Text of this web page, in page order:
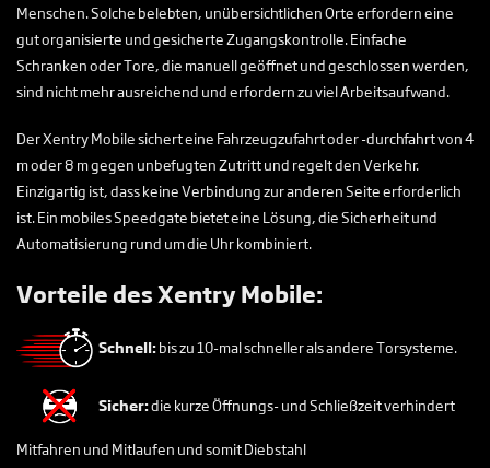
Menschen. Solche belebten, unübersichtlichen Orte erfordern eine
gut organisierte und gesicherte Zugangskontrolle. Einfache
Schranken oder Tore, die manuell geöffnet und geschlossen werden,
sind nicht mehr ausreichend und erfordern zu viel Arbeitsaufwand.
Der Xentry Mobile sichert eine Fahrzeugzufahrt oder -durchfahrt von 4
m oder 8 m gegen unbefugten Zutritt und regelt den Verkehr.
Einzigartig ist, dass keine Verbindung zur anderen Seite erforderlich
ist. Ein mobiles Speedgate bietet eine Lösung, die Sicherheit und
Automatisierung rund um die Uhr kombiniert.
Vorteile des Xentry Mobile:
Schnell:bis zu 10-mal schneller als andere Torsysteme.
Sicher:die kurze Öffnungs- und Schließzeit verhindert
Mitfahren und Mitlaufen und somit Diebstahl